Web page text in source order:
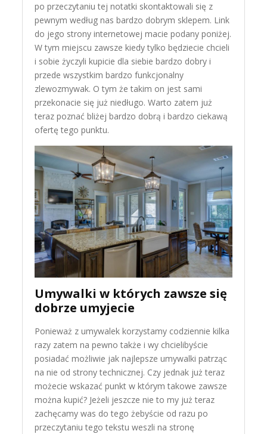
po przeczytaniu tej notatki skontaktowali się z
pewnym według nas bardzo dobrym sklepem. Link
do jego strony internetowej macie podany poniżej.
W tym miejscu zawsze kiedy tylko będziecie chcieli
i sobie życzyli kupicie dla siebie bardzo dobry i
przede wszystkim bardzo funkcjonalny
zlewozmywak. O tym że takim on jest sami
przekonacie się już niedługo. Warto zatem już
teraz poznać bliżej bardzo dobrą i bardzo ciekawą
ofertę tego punktu.
Umywalki w których zawsze się
dobrze umyjecie
Ponieważ z umywalek korzystamy codziennie kilka
razy zatem na pewno także i wy chcielibyście
posiadać możliwie jak najlepsze umywalki patrząc
na nie od strony technicznej. Czy jednak już teraz
możecie wskazać punkt w którym takowe zawsze
można kupić? Jeżeli jeszcze nie to my już teraz
zachęcamy was do tego żebyście od razu po
przeczytaniu tego tekstu weszli na stronę